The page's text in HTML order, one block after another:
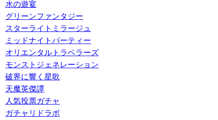
水の遊宴
グリーンファンタジー
スターライトミラージュ
ミッドナイトパーティー
オリエンタルトラベラーズ
モンストジェネレーション
破界に響く星歌
天魔英傑譚
人気投票ガチャ
ガチャリドラボ